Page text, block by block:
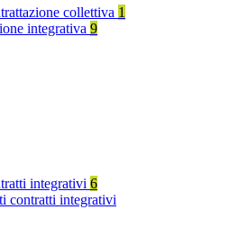
collettiva 1
integrativa 9
integrativi 6
contratti integrativi